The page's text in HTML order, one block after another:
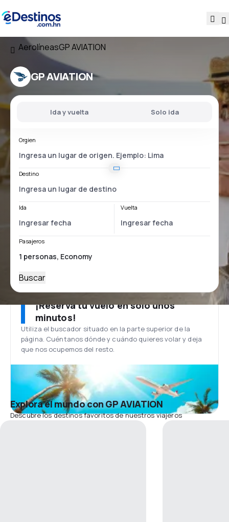
AerolíneasGP AVIATION
GP AVIATION
Ida y vuelta Solo ida
Orgien
Destino
Ida Vuelta
Pasajeros
Buscar
¡Reserva tu vuelo en solo unos
minutos!
Utiliza el buscador situado en la parte superior de la
página. Cuéntanos dónde y cuándo quieres volar y deja
que nos ocupemos del resto.
Explora el mundo con GP AVIATION
Descubre los destinos favoritos de nuestros viajeros